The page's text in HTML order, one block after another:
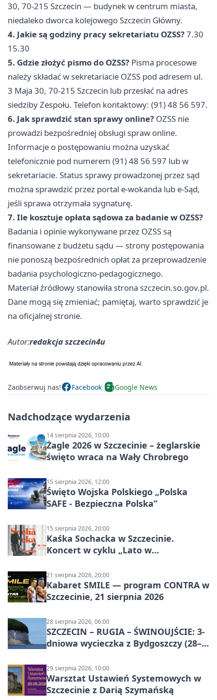
30, 70-215 Szczecin — budynek w centrum miasta,
niedaleko dworca kolejowego Szczecin Główny.
4. Jakie są godziny pracy sekretariatu OZSS?7.30
15.30
5. Gdzie złożyć pismo do OZSS? Pisma procesowe
należy składać w sekretariacie OZSS pod adresem ul.
3 Maja 30, 70-215 Szczecin lub przesłać na adres
siedziby Zespołu. Telefon kontaktowy: (91) 48 56 597.
6. Jak sprawdzić stan sprawy online? OZSS nie
prowadzi bezpośredniej obsługi spraw online.
Informacje o postępowaniu można uzyskać
telefonicznie pod numerem (91) 48 56 597 lub w
sekretariacie. Status sprawy prowadzonej przez sąd
można sprawdzić przez portal e-wokanda lub e-Sąd,
jeśli sprawa otrzymała sygnaturę.
7. Ile kosztuje opłata sądowa za badanie w OZSS?
Badania i opinie wykonywane przez OZSS są
finansowane z budżetu sądu — strony postępowania
nie ponoszą bezpośrednich opłat za przeprowadzenie
badania psychologiczno-pedagogicznego.
Materiał źródłowy stanowiła strona szczecin.so.gov.pl.
Dane mogą się zmieniać; pamiętaj, warto sprawdzić je
na oficjalnej stronie.
Autor:redakcja szczecin4u
Zaobserwuj nas! Facebook Google News
Nadchodzące wydarzenia
14 sierpnia 2026, 10:00
Żagle 2026 w Szczecinie – żeglarskie
święto wraca na Wały Chrobrego
15 sierpnia 2026, 12:00
Święto Wojska Polskiego „Polska
SAFE - Bezpieczna Polska”
15 sierpnia 2026, 20:00
Kaśka Sochacka w Szczecinie.
Koncert w cyklu „Lato w
21 sierpnia 2026, 20:00
Kabaret SMILE — program CONTRA w
Szczecinie, 21 sierpnia 2026
28 sierpnia 2026, 06:00
SZCZECIN – RUGIA – ŚWINOUJŚCIE: 3-
dniowa wycieczka z Bydgoszczy (28–
29 sierpnia 2026, 10:00
Warsztat Ustawień Systemowych w
Szczecinie z Darią Szymańską